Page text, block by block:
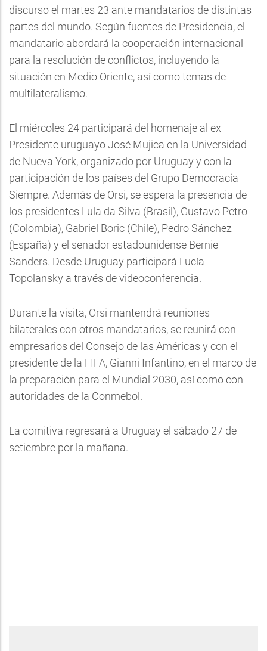
discurso el martes 23 ante mandatarios de distintas
partes del mundo. Según fuentes de Presidencia, el
mandatario abordará la cooperación internacional
para la resolución de conflictos, incluyendo la
situación en Medio Oriente, así como temas de
multilateralismo.
El miércoles 24 participará del homenaje al ex
Presidente uruguayo José Mujica en la Universidad
de Nueva York, organizado por Uruguay y con la
participación de los países del Grupo Democracia
Siempre. Además de Orsi, se espera la presencia de
los presidentes Lula da Silva (Brasil), Gustavo Petro
(Colombia), Gabriel Boric (Chile), Pedro Sánchez
(España) y el senador estadounidense Bernie
Sanders. Desde Uruguay participará Lucía
Topolansky a través de videoconferencia.
Durante la visita, Orsi mantendrá reuniones
bilaterales con otros mandatarios, se reunirá con
empresarios del Consejo de las Américas y con el
presidente de la FIFA, Gianni Infantino, en el marco de
la preparación para el Mundial 2030, así como con
autoridades de la Conmebol.
La comitiva regresará a Uruguay el sábado 27 de
setiembre por la mañana.